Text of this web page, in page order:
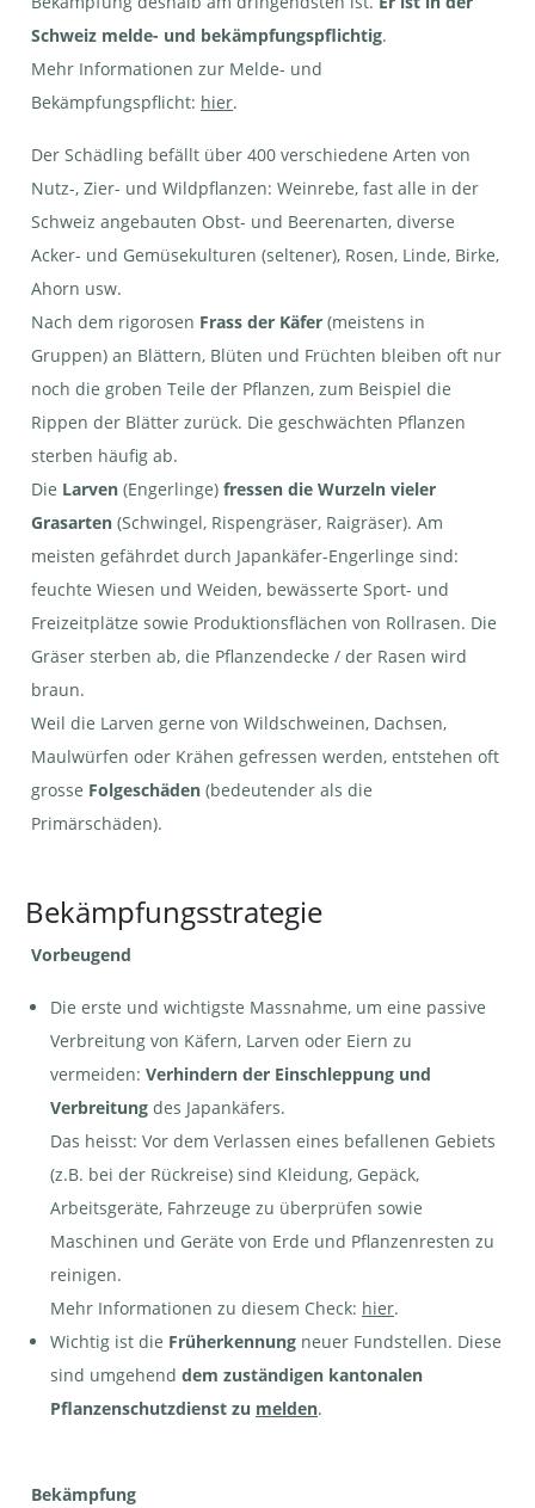
Japankäfer - Warnverhalten | ©
Japankäfer - Massenvorkommen
Japankäfer - Frassschäden an
Weinrebe | © L.Gaggini, ESPD
Rosenkäfer - Cetoniinae (NICHT
VERWECHSELN mit Japankäfer) |
© e-pics A.Krebs
Gartenlaubkäfer - Phyllopertha
horticola (NICHT VERWECHSELN
mit Japankäfer) | © Wikipedia
Gartenlaubkäfer - Phyllopertha
radfotosonn
(NICHT VERWECHSELN mit Japankäfer) | © e-
pics S.Keller
Schweiz melde- und bekämpfungspflichtig.
Mehr Informationen zur Melde- und
Bekämpfungspflicht: hier.
Der Schädling befällt über 400 verschiedene Arten von
Nutz-, Zier- und Wildpflanzen: Weinrebe, fast alle in der
Schweiz angebauten Obst- und Beerenarten, diverse
Acker- und Gemüsekulturen (seltener), Rosen, Linde, Birke,
Ahorn usw.
Nach dem rigorosen Frass der Käfer (meistens in
Gruppen) an Blättern, Blüten und Früchten bleiben oft nur
noch die groben Teile der Pflanzen, zum Beispiel die
Rippen der Blätter zurück. Die geschwächten Pflanzen
sterben häufig ab.
Die Larven (Engerlinge) fressen die Wurzeln vieler
Grasarten (Schwingel, Rispengräser, Raigräser). Am
meisten gefährdet durch Japankäfer-Engerlinge sind:
feuchte Wiesen und Weiden, bewässerte Sport- und
Freizeitplätze sowie Produktionsflächen von Rollrasen. Die
Gräser sterben ab, die Pflanzendecke / der Rasen wird
braun.
Weil die Larven gerne von Wildschweinen, Dachsen,
Maulwürfen oder Krähen gefressen werden, entstehen oft
grosse Folgeschäden (bedeutender als die
Primärschäden).
Bekämpfungsstrategie
Vorbeugend
Die erste und wichtigste Massnahme, um eine passive
Verbreitung von Käfern, Larven oder Eiern zu
vermeiden: Verhindern der Einschleppung und
Verbreitung des Japankäfers.
Das heisst: Vor dem Verlassen eines befallenen Gebiets
(z.B. bei der Rückreise) sind Kleidung, Gepäck,
Arbeitsgeräte, Fahrzeuge zu überprüfen sowie
Maschinen und Geräte von Erde und Pflanzenresten zu
reinigen.
Mehr Informationen zu diesem Check: hier.
Wichtig ist die Früherkennung neuer Fundstellen. Diese
sind umgehend dem zuständigen kantonalen
Pflanzenschutzdienst zu melden.
Bekämpfung